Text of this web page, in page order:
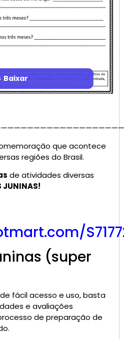
Baixar
que acontece
regiões do Brasil.
de atividades diversas
JUNINAS!
(super
fácil acesso e uso, basta
e avaliações
de preparação de